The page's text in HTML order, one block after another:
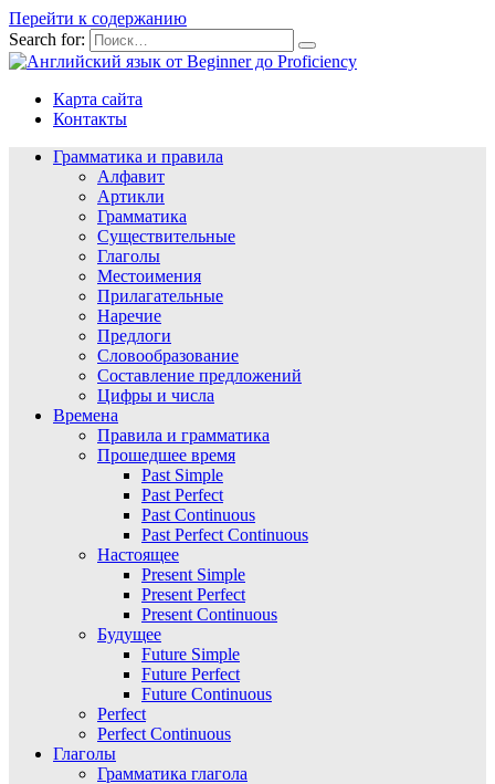
Перейти к содержанию
Search for:
Карта сайта
Контакты
Грамматика и правила
Алфавит
Артикли
Грамматика
Существительные
Глаголы
Местоимения
Прилагательные
Наречие
Предлоги
Словообразование
Составление предложений
Цифры и числа
Времена
Правила и грамматика
Прошедшее время
Past Simple
Past Perfect
Past Continuous
Past Perfect Continuous
Настоящее
Present Simple
Present Perfect
Present Continuous
Будущее
Future Simple
Future Perfect
Future Continuous
Perfect
Perfect Continuous
Глаголы
Грамматика глагола